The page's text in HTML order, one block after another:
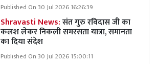
Published On 30 Jul 2026 16:26:39
Shravasti News:संत गुरु रविदास जी का
कलश लेकर निकली समरसता यात्रा, समानता
का दिया संदेश
Published On 30 Jul 2026 15:00:11